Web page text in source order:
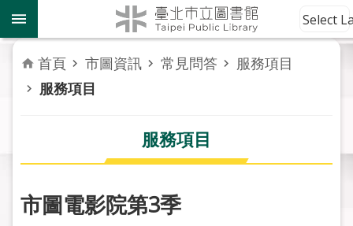
跳到主要內容區塊
到
館
資
訊
務
活
Select
首頁 市圖資訊 常見問答
服務項目
服務項目
服務項目
市圖電影院第3季